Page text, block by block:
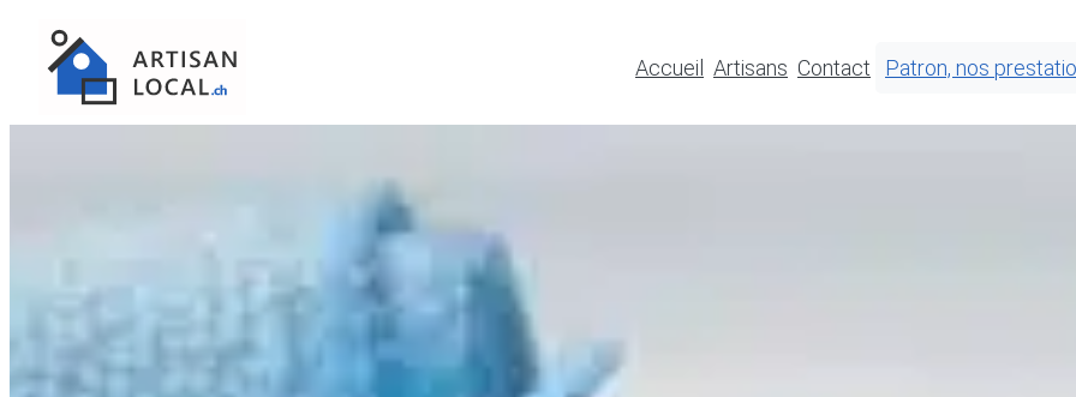
Accueil Artisans Contact Patron, nos